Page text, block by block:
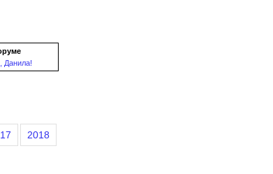
Данила!
2018